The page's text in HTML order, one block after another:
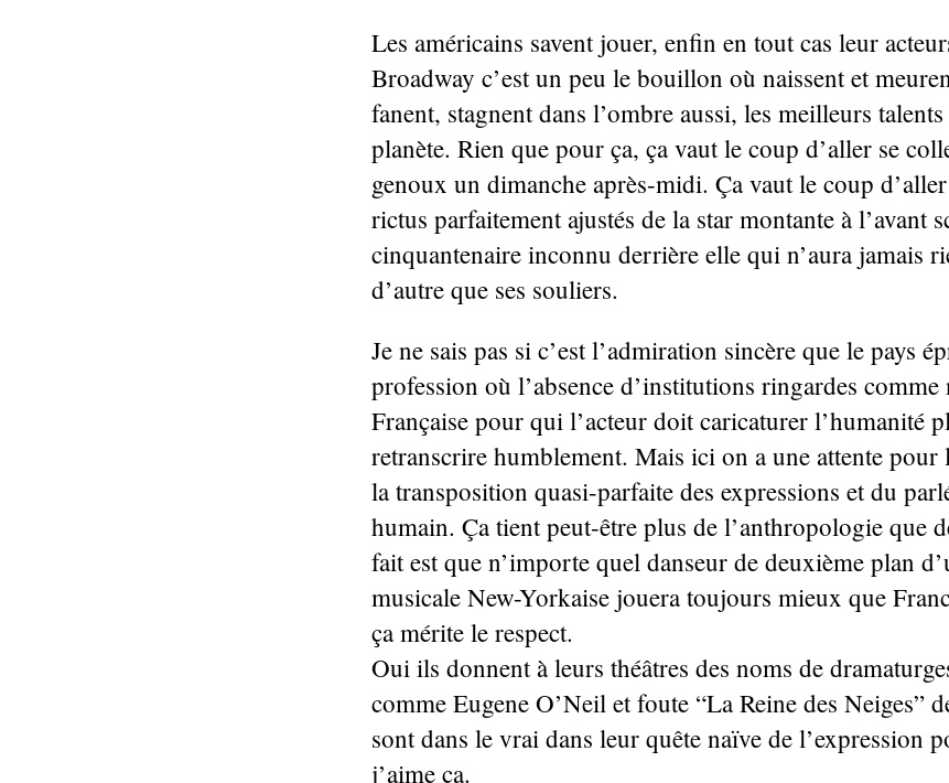
Les américains savent jouer, enfin en tout cas leur
Broadway c’est un peu le bouillon où naissent et
fanent, stagnent dans l’ombre aussi, les meilleurs
planète. Rien que pour ça, ça vaut le coup d’aller se
genoux un dimanche après-midi. Ça vaut le coup
rictus parfaitement ajustés de la star montante à l’avant
cinquantenaire inconnu derrière elle qui n’aura jamais
d’autre que ses souliers.
Je ne sais pas si c’est l’admiration sincère que le pays
profession où l’absence d’institutions ringardes
Française pour qui l’acteur doit caricaturer l’humanité
retranscrire humblement. Mais ici on a une attente
la transposition quasi-parfaite des expressions et du
humain. Ça tient peut-être plus de l’anthropologie que
fait est que n’importe quel danseur de deuxième plan
musicale New-Yorkaise jouera toujours mieux que
ça mérite le respect.
Oui ils donnent à leurs théâtres des noms de
comme Eugene O’Neil et foute “La Reine des Neiges”
sont dans le vrai dans leur quête naïve de l’expression
j’aime ça.